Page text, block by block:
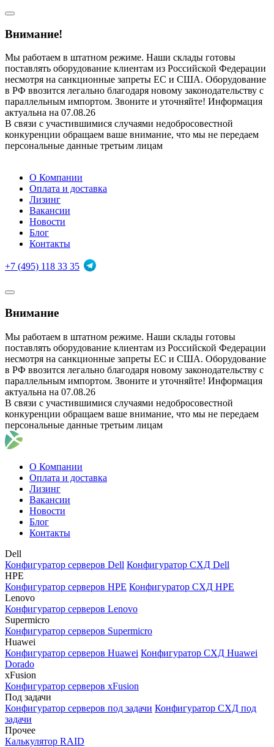
Внимание!
Мы работаем в штатном режиме. Наши склады готовы
поставлять оборудование клиентам из Российской Федерации
несмотря на санкционные запреты ЕС и США. Оборудование
в РФ ввозится легально благодаря новому законодательству с
параллельным импортом. Звоните и уточняйте! Информация
актуальна на 07.08.26
В связи с участившимися случаями недобросовестной
конкуренции обращаем ваше внимание, что мы не передаем
персональные данные третьим лицам
О Компании
Оплата и доставка
Лизинг
Вакансии
Новости
Блог
Контакты
+7 (495) 118 33 35
Внимание
Мы работаем в штатном режиме. Наши склады готовы
поставлять оборудование клиентам из Российской Федерации
несмотря на санкционные запреты ЕС и США. Оборудование
в РФ ввозится легально благодаря новому законодательству с
параллельным импортом. Звоните и уточняйте! Информация
актуальна на 07.08.26
В связи с участившимися случаями недобросовестной
конкуренции обращаем ваше внимание, что мы не передаем
персональные данные третьим лицам
О Компании
Оплата и доставка
Лизинг
Вакансии
Новости
Блог
Контакты
Dell
Конфигуратор серверов Dell Конфигуратор СХД Dell
HPE
Конфигуратор серверов HPE Конфигуратор СХД HPE
Lenovo
Конфигуратор серверов Lenovo
Supermicro
Конфигуратор серверов Supermicro
Huawei
Конфигуратор серверов Huawei Конфигуратор СХД Huawei
Dorado
xFusion
Конфигуратор серверов xFusion
Под задачи
Конфигуратор серверов под задачи Конфигуратор СХД под
задачи
Прочее
Калькулятор RAID